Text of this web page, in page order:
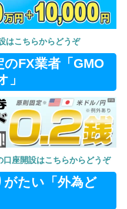
はこちらからどうぞ
FX業者「GMO
」
座開設はこちらからどうぞ
がたい「外為ど